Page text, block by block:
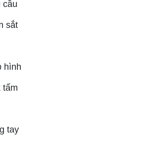
cầu
sắt
hình
tấm
tay